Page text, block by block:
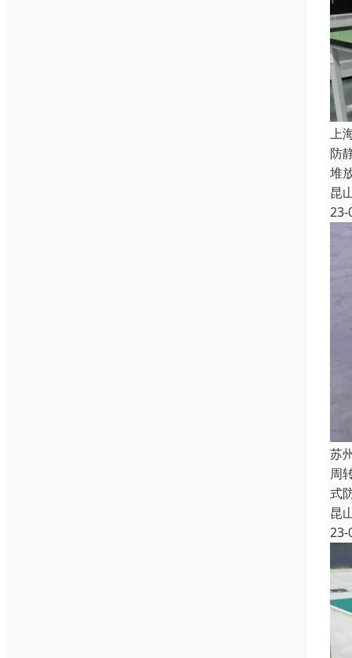
上
防
堆
昆
23-
苏
周
式
昆
23-